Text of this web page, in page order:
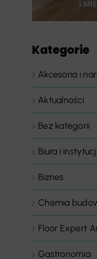
Kategorie
Akcesoria i
Aktualności
Bez kategorii
Biura i
Biznes
Chemia
Floor Expert
Gastronomia